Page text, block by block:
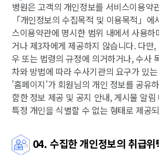
병원은 고객의 개인정보를 서비스이용약
「개인정보의 수집목적 및 이용목적」
스이용약관에 명시한 범위 내에서 사용
거나 제3자에게 제공하지 않습니다. 다만
우 또는 법령의 규정에 의거하거나, 수사
차와 방법에 따라 수사기관의 요구가 있
'홈페이지'가 회원님의 개인 정보를 공유
함한 정보 제공 및 공지 안내, 게시물 알
특정 개인을 식별할 수 없는 형태로 제공
04. 수집한 개인정보의 취급위